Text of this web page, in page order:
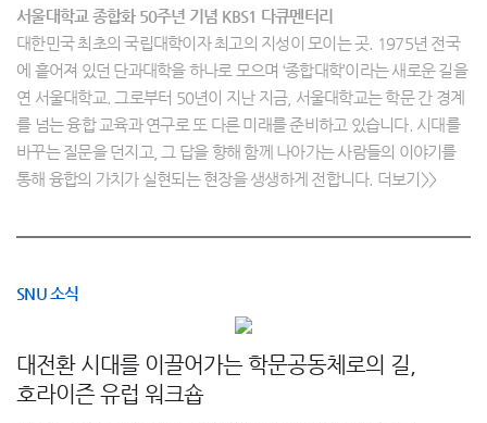
서울대학교 종합화 50주년 기념 KBS1 다큐멘터리
대한민국 최초의 국립대학이자 최고의 지성이 모이는 곳. 1975년 전국
에 흩어져 있던 단과대학을 하나로 모으며 ‘종합대학’이라는 새로운 길을
연 서울대학교. 그로부터 50년이 지난 지금, 서울대학교는 학문 간 경계
를 넘는 융합 교육과 연구로 또 다른 미래를 준비하고 있습니다. 시대를
바꾸는 질문을 던지고, 그 답을 향해 함께 나아가는 사람들의 이야기를
통해 융합의 가치가 실현되는 현장을 생생하게 전합니다. 더보기>>
SNU 소식
대전환 시대를 이끌어가는 학문공동체로의 길,
호라이즌 유럽 워크숍